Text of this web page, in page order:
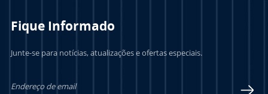
Fique Informado
Junte-se para notícias, atualizações e ofertas especiais.